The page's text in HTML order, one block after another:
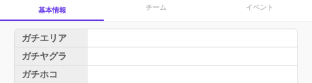
基本情報 チーム イベント
ガチエリア
ガチヤグラ
ガチホコ